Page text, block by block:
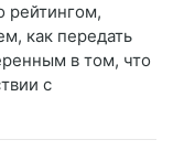
рейтингом,
как передать
в том, что
с